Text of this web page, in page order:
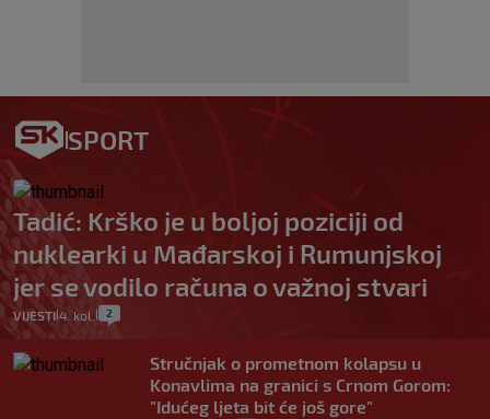
SPORT
Tadić: Krško je u boljoj poziciji od
nuklearki u Mađarskoj i Rumunjskoj
jer se vodilo računa o važnoj stvari
VIJESTI 4. kol. 2
Stručnjak o prometnom kolapsu u
Konavlima na granici s Crnom Gorom:
"Idućeg ljeta bit će još gore"